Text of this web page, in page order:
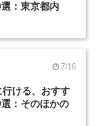
：東京都内
7/16
ける、おすす
：そのほかの